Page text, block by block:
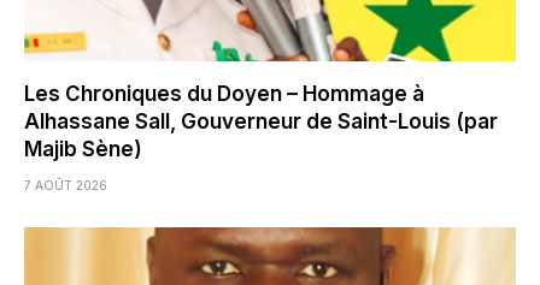
Les Chroniques du Doyen – Hommage à
Alhassane Sall, Gouverneur de Saint-Louis (par
Majib Sène)
7 AOÛT 2026